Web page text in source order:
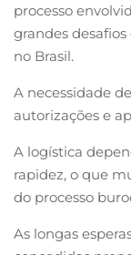
processo
grandes
no Brasil.
A necessidade
autorizações e
A logística
rapidez, o que
do processo
As longas